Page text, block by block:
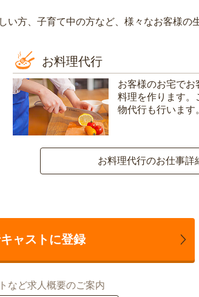
い方、子育て中の方など、様々なお客様の
お料理代行
お客様のお宅でお
料理を作ります。
物代行も行います
お料理代行のお仕事詳
ャストに登録
など求人概要のご案内